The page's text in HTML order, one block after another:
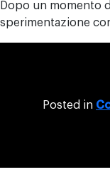
Dopo un momento
sperimentazione
Posted in